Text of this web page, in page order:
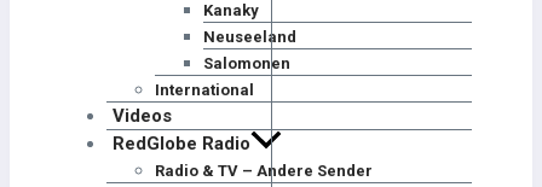
Kanaky
Neuseeland
Salomonen
International
Videos
RedGlobe Radio
Radio & TV – Andere Sender